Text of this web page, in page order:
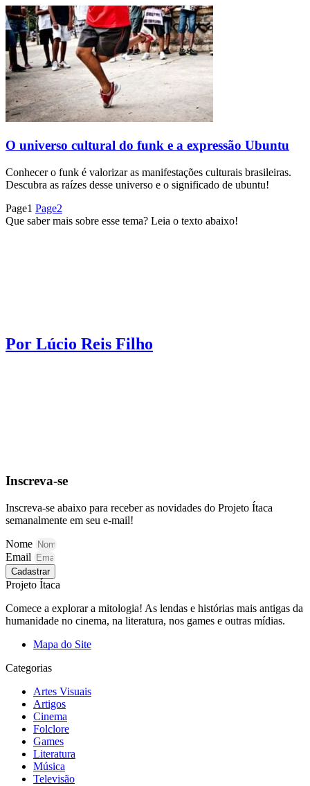
O universo cultural do funk e a expressão Ubuntu
Conhecer o funk é valorizar as manifestações culturais brasileiras.
Descubra as raízes desse universo e o significado de ubuntu!
Page1 Page2
Que saber mais sobre esse tema? Leia o texto abaixo!
Por Lúcio Reis Filho
Inscreva-se
Inscreva-se abaixo para receber as novidades do Projeto Ítaca
semanalmente em seu e-mail!
Nome
Email
Cadastrar
Projeto Ítaca
Comece a explorar a mitologia! As lendas e histórias mais antigas da
humanidade no cinema, na literatura, nos games e outras mídias.
Mapa do Site
Categorias
Artes Visuais
Artigos
Cinema
Folclore
Games
Literatura
Música
Televisão